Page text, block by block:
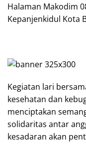
Halaman Makodim
Kepanjenkidul Kota
Kegiatan lari
kesehatan dan
menciptakan
solidaritas antar
kesadaran akan